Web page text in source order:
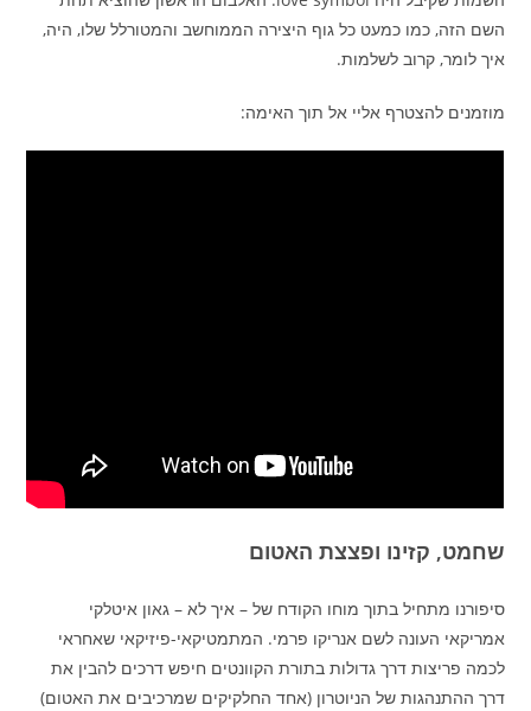
השם הזה, כמו כמעט כל גוף היצירה הממוחשב והמטורלל שלו, היה,
איך לומר, קרוב לשלמות.
מוזמנים להצטרף אליי אל תוך האימה:
שחמט, קזינו ופצצת האטום
סיפורנו מתחיל בתוך מוחו הקודח של – איך לא – גאון איטלקי
אמריקאי העונה לשם אנריקו פרמי. המתמטיקאי-פיזיקאי שאחראי
לכמה פריצות דרך גדולות בתורת הקוונטים חיפש דרכים להבין את
דרך ההתנהגות של הניוטרון (אחד החלקיקים שמרכיבים את האטום)